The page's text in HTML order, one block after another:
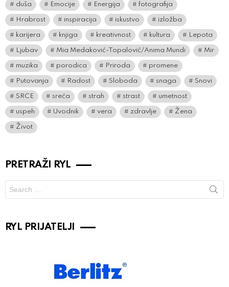
duša Emocije Energija fotografija
Hrabrost inspiracija iskustvo izložba
karijera knjiga kreativnost kultura Lepota
Ljubav Mia Medaković-Topalović/Anima Mundi Mir
muzika porodica Priroda promene
Putovanja Radost Sloboda snaga Snovi
SRCE sreća strah strast umetnost
uspeh Uvodnik vera zdravlje Žena
Život
PRETRAŽI RYL
for:
RYL PRIJATELJI